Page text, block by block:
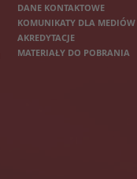
DANE KONTAKTOWE
KOMUNIKATY DLA MEDIÓW
AKREDYTACJE
MATERIAŁY DO POBRANIA